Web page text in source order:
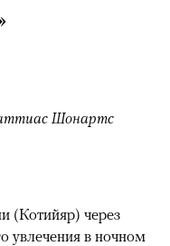
Шонартс
(Котийяр) через
увлечения в ночном